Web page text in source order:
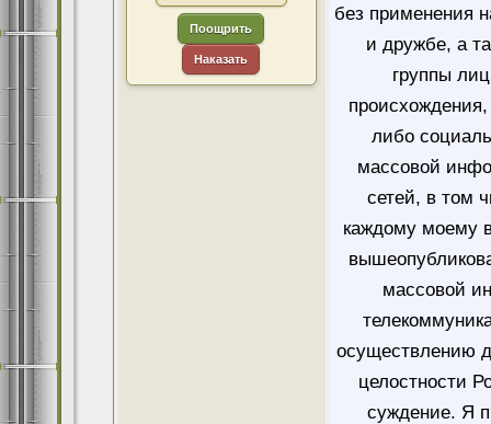
Поощрить
Наказать
без применения
и дружбе, а
группы
либо
массовой
сетей, в том
каждому моему
массовой
осуществлению
целостности
суждение. Я